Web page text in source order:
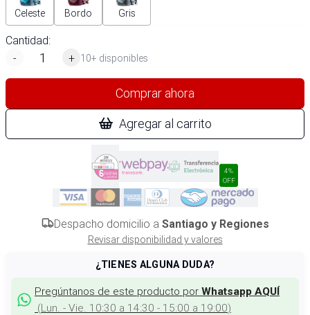
Celeste Bordo Gris
Cantidad:
-
+ 10+ disponibles
Comprar ahora
Agregar al carrito
4%
OFF
Despacho domicilio a Santiago y Regiones
Revisar disponibilidad y valores
¿TIENES ALGUNA DUDA?
Pregúntanos de este producto por Whatsapp AQUÍ
(Lun. - Vie. 10:30 a 14:30 - 15:00 a 19:00)